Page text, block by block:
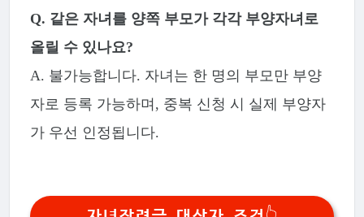
Q. 같은 자녀를 양쪽 부모가 각각 부양자녀로
올릴 수 있나요?
A. 불가능합니다. 자녀는 한 명의 부모만 부양
자로 등록 가능하며, 중복 신청 시 실제 부양자
가 우선 인정됩니다.